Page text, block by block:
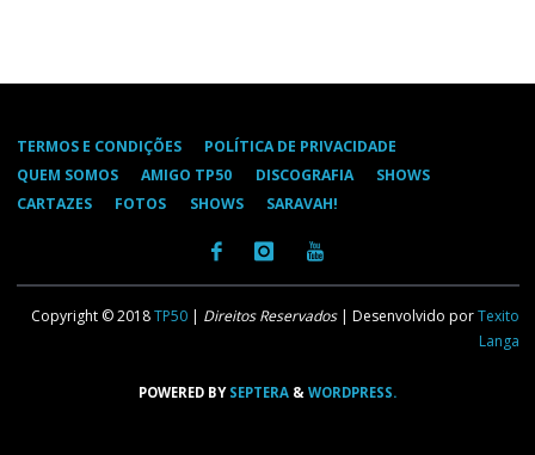
TERMOS E CONDIÇÕES
POLÍTICA DE PRIVACIDADE
QUEM SOMOS
AMIGO TP50 DISCOGRAFIA
SHOWS
CARTAZES
FOTOS SHOWS SARAVAH!
Copyright © 2018TP50 | Direitos Reservados| Desenvolvido porTexito
Langa
POWERED BYSEPTERA & WORDPRESS.